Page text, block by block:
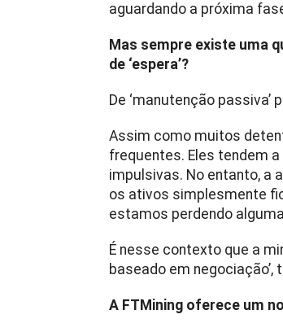
aguardando a próxima
Mas sempre existe uma
de ‘espera’?
De ‘manutenção passiva’
Assim como muitos
frequentes. Eles tendem
impulsivas. No entanto, a
os ativos simplesmente
estamos perdendo
É nesse contexto que a
baseado em
A FTMining oferece um